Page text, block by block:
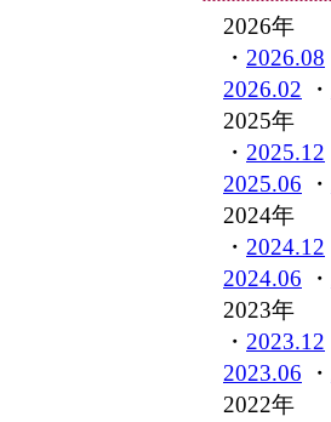
2026年
・ 2026.08
2026.02 ・
2025年
・ 2025.12
2025.06 ・
2024年
・ 2024.12
2024.06 ・
2023年
・ 2023.12
2023.06 ・
2022年